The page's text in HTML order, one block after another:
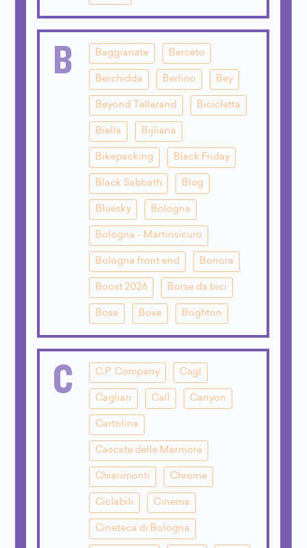
B Baggianate Berceto
Berchidda Berlino Bey
Beyond Tellerand Bicicletta
Biella Bijliana
Bikepacking Black Friday
Black Sabbath Blog
Bluesky Bologna
Bologna - Martinsicuro
Bologna front end Bonora
Boost 2026 Borse da bici
Bosa Boxe Brighton
C C.P. Company Cagl
Cagliari Call Canyon
Cartoline
Cascate delle Marmore
Chiarimonti Chrome
Ciclabili Cinema
Cineteca di Bologna